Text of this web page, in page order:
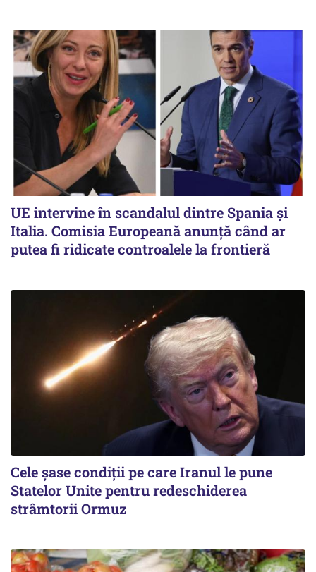
UE intervine în scandalul dintre Spania și
Italia. Comisia Europeană anunță când ar
putea fi ridicate controalele la frontieră
Cele șase condiții pe care Iranul le pune
Statelor Unite pentru redeschiderea
strâmtorii Ormuz